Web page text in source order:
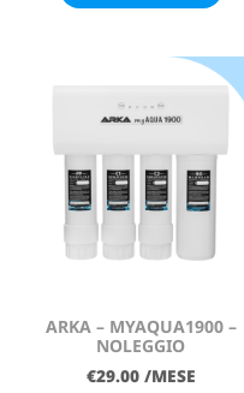
ARKA – MYAQUA1900 –
NOLEGGIO
€29.00 /MESE